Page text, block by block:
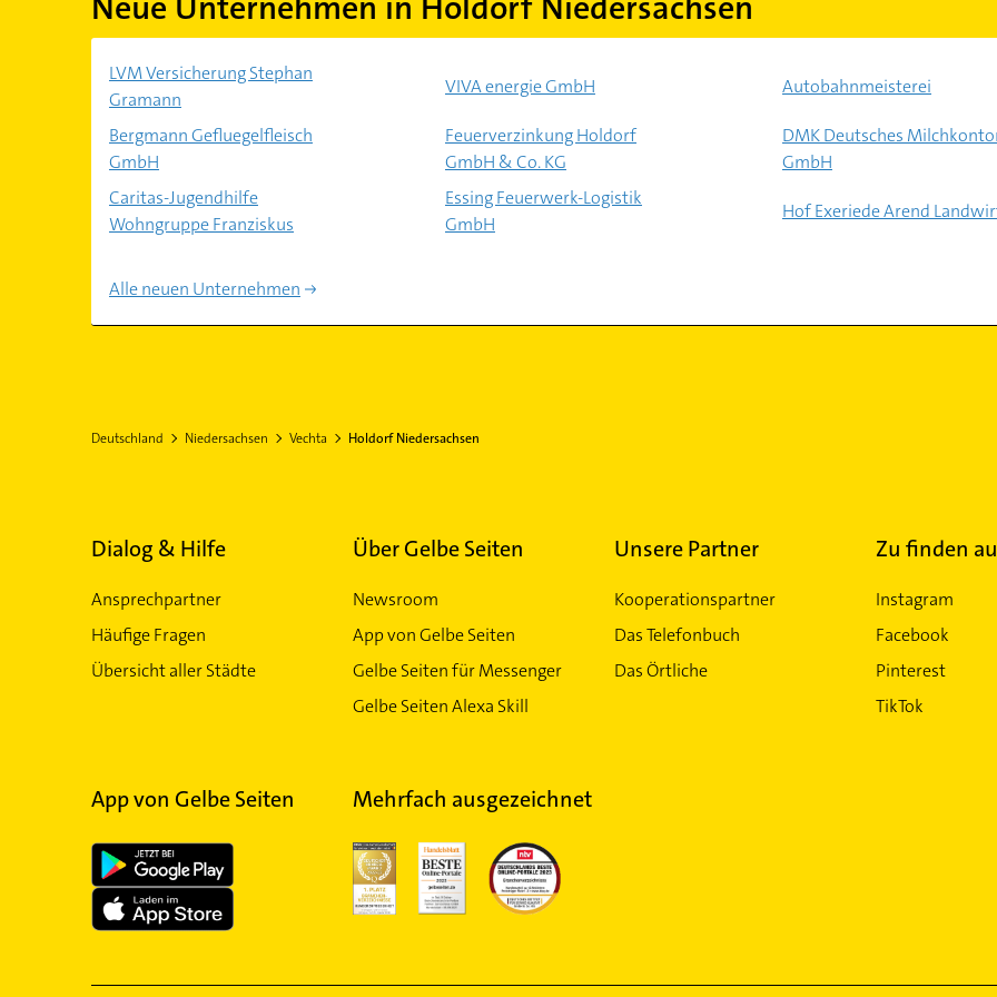
LVM Versicherung Stephan
Gramann
VIVA energie GmbH Autobahnmeisterei
Bergmann Gefluegelfleisch
GmbH
Feuerverzinkung Holdorf
GmbH & Co. KG
DMK Deutsches
GmbH
Caritas-Jugendhilfe
Wohngruppe Franziskus
Essing Feuerwerk-Logistik
GmbH
Hof Exeriede Arend
Alle neuen Unternehmen
Deutschland Niedersachsen Vechta Holdorf Niedersachsen
Dialog & Hilfe
Ansprechpartner
Häufige Fragen
Übersicht aller Städte
Über Gelbe Seiten
Newsroom
App von Gelbe Seiten
Gelbe Seiten für Messenger
Gelbe Seiten Alexa Skill
Unsere Partner
Kooperationspartner
Das Telefonbuch
Das Örtliche
Zu finden
Instagram
Facebook
Pinterest
TikTok
App von Gelbe Seiten Mehrfach ausgezeichnet